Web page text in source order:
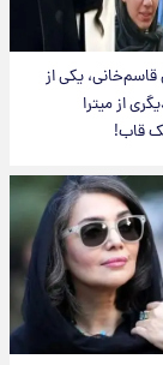
یکی از
از میترا
قاب!